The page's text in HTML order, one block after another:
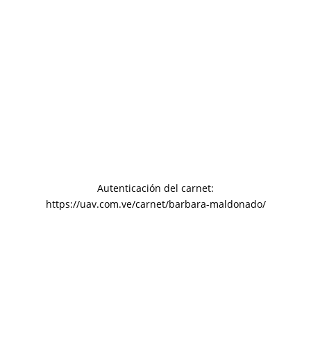
Autenticación del carnet:
https://uav.com.ve/carnet/barbara-maldonado/